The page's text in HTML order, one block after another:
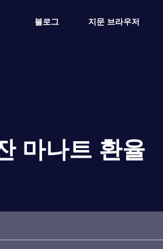
블로그 지문 브라우저
마나트 환율